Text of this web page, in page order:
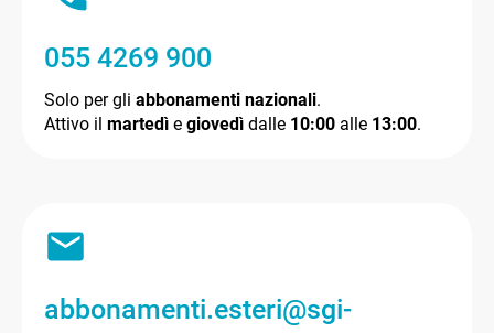
055 4269 900
Solo per gli abbonamenti nazionali.
Attivo il martedì e giovedì dalle 10:00 alle 13:00.
abbonamenti.esteri@sgi-